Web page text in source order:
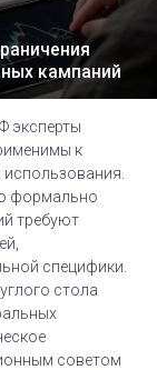
кампаний
эксперты
к
формально
требуют
специфики.
стола
советом